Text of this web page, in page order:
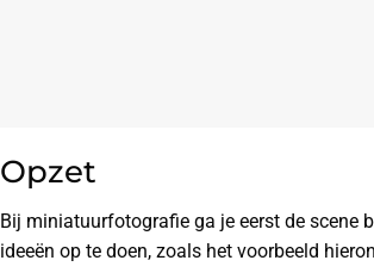
Opzet
Bij miniatuurfotografie ga je eerst de scene
ideeën op te doen, zoals het voorbeeld